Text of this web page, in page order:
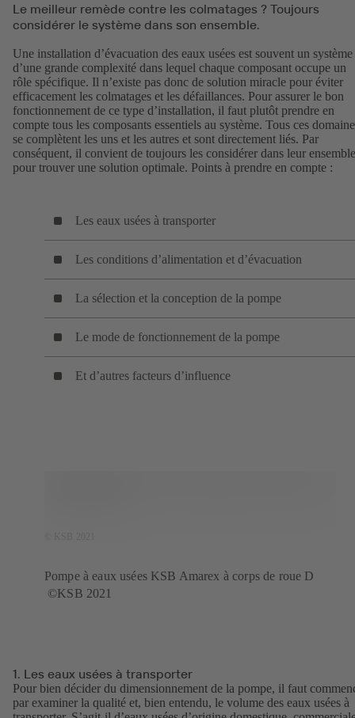
Le meilleur remède contre les colmatages ? Toujours
considérer le système dans son ensemble.
Une installation d’évacuation des eaux usées est souvent un système
d’une grande complexité dans lequel chaque composant occupe un
rôle spécifique. Il n’existe pas donc de solution miracle pour éviter
efficacement les colmatages et les défaillances. Pour assurer le bon
fonctionnement de ce type d’installation, il faut plutôt prendre en
compte tous les composants essentiels au système. Tous ces
se complètent les uns et les autres et sont directement liés. Par
conséquent, il convient de toujours les considérer dans leur ensemble
pour trouver une solution optimale. Points à prendre en compte :
Les eaux usées à transporter
Les conditions d’alimentation et d’évacuation
La sélection et la conception de la pompe
Le mode de fonctionnement de la pompe
Et d’autres facteurs d’influence
Pompe à eaux usées KSB Amarex à corps de roue D
©KSB 2021
1. Les eaux usées à transporter
Pour bien décider du dimensionnement de la pompe, il faut
par examiner la qualité et, bien entendu, le volume des eaux usées à